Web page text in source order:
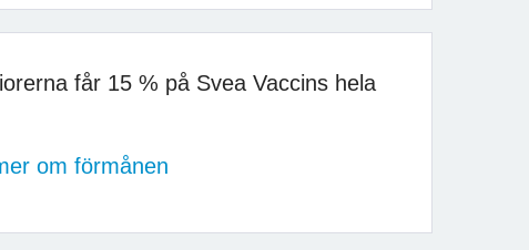
får 15 % på Svea Vaccins hela
om förmånen